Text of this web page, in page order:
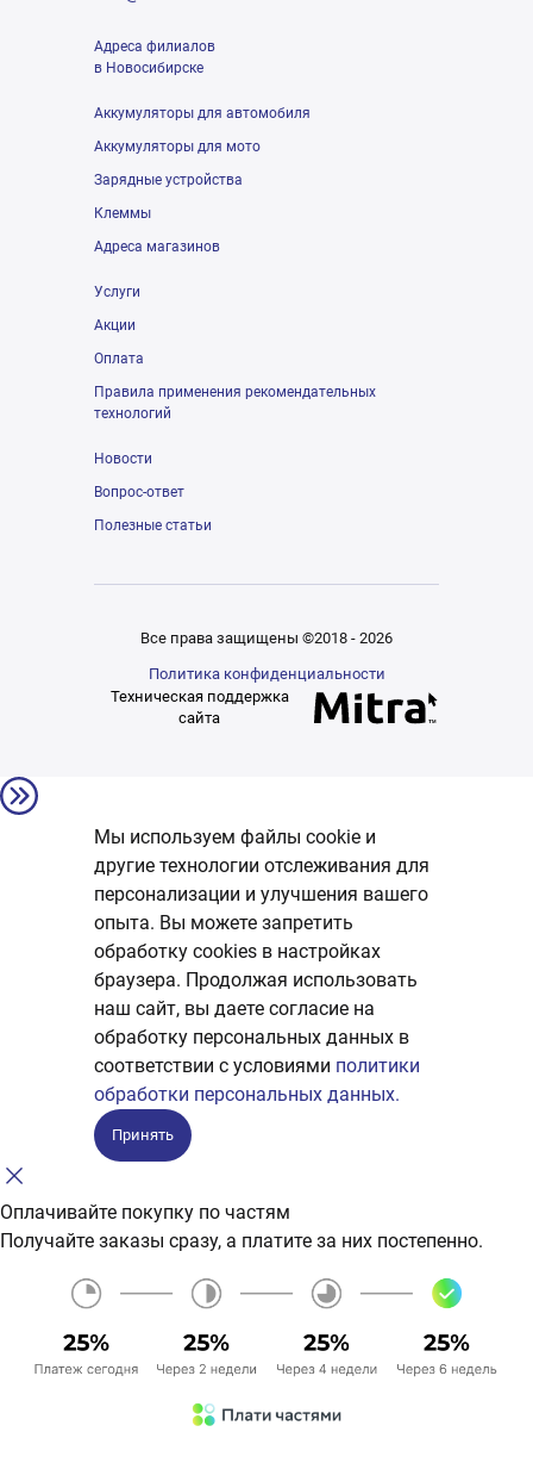
Адреса филиалов
в Новосибирске
Аккумуляторы для автомобиля
Аккумуляторы для мото
Зарядные устройства
Клеммы
Адреса магазинов
Услуги
Акции
Оплата
Правила применения рекомендательных
технологий
Новости
Вопрос-ответ
Полезные статьи
Все права защищены ©2018 - 2026
Политика конфиденциальности
Техническая поддержка
сайта
Мы используем файлы cookie и
другие технологии отслеживания для
персонализации и улучшения вашего
опыта. Вы можете запретить
обработку сookies в настройках
браузера. Продолжая использовать
наш сайт, вы даете согласие на
обработку персональных данных в
соответствии с условиями политики
обработки персональных данных.
Принять
Оплачивайте покупку по частям
Получайте заказы сразу, а платите за них постепенно.